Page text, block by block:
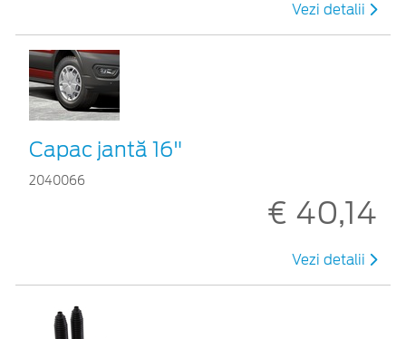
Vezi detalii
Capac jantă 16"
2040066
€ 40,14
Vezi detalii